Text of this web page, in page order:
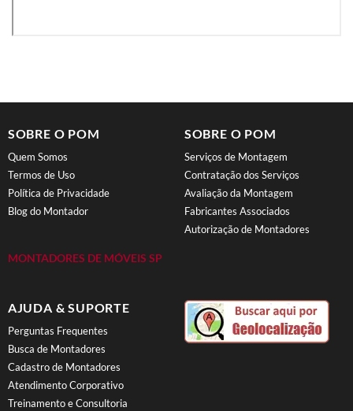
SOBRE O POM
Quem Somos
Termos de Uso
Política de Privacidade
Blog do Montador
MONTADORES DE MÓVEIS SP
SOBRE O POM
Serviços de Montagem
Contratação dos Serviços
Avaliação da Montagem
Fabricantes Associados
Autorização de Montadores
AJUDA & SUPORTE
Perguntas Frequentes
Busca de Montadores
Cadastro de Montadores
Atendimento Corporativo
Treinamento e Consultoria